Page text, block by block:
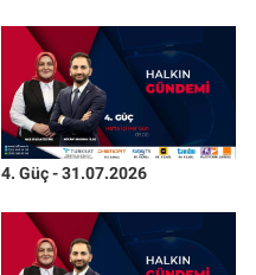
4. Güç - 31.07.2026